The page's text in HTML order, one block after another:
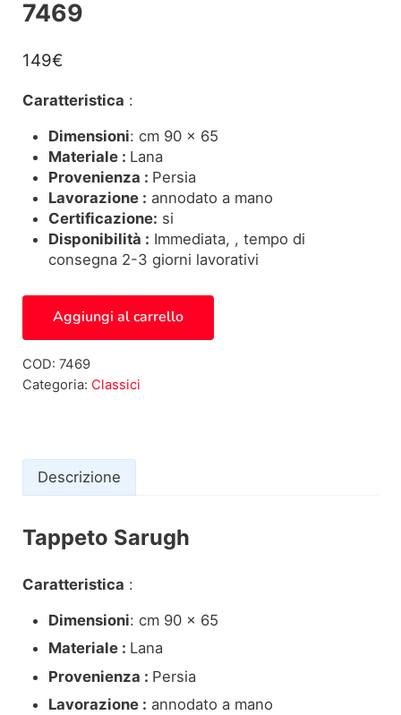
7469
149€
Caratteristica :
Dimensioni: cm 90 x 65
Materiale : Lana
Provenienza : Persia
Lavorazione : annodato a mano
Certificazione: si
Disponibilità : Immediata, , tempo di
consegna 2-3 giorni lavorativi
Aggiungi al carrello
COD: 7469
Categoria: Classici
Descrizione
Descrizione
Tappeto Sarugh
Caratteristica :
Dimensioni: cm 90 x 65
Materiale : Lana
Provenienza : Persia
Lavorazione : annodato a mano